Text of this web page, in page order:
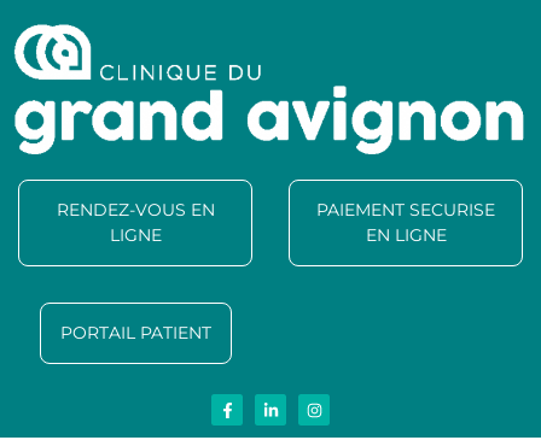
RENDEZ-VOUS EN
LIGNE
PAIEMENT SECURISE
EN LIGNE
PORTAIL PATIENT